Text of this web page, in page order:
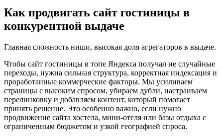
Как продвигать сайт гостиницы в
конкурентной выдаче
Главная сложность ниши, высокая доля агрегаторов в выдаче.
Чтобы сайт гостиницы в топе Яндекса получал не случайные
переходы, нужна сильная структура, корректная индексация и
проработанные коммерческие факторы. Мы усиливаем
страницы с высоким спросом, убираем дубли, настраиваем
перелинковку и добавляем контент, который помогает
принять решение. Это особенно важно, если нужно
продвижение сайта хостела, мини-отеля или базы отдыха с
ограниченным бюджетом и узкой географией спроса.